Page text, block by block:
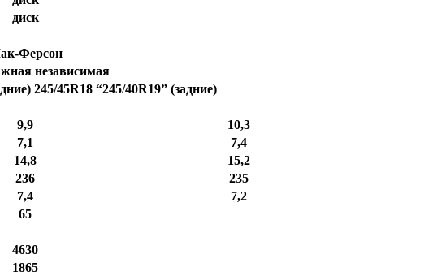
диск
Ферсон
независимая
245/45R18 “245/40R19” (задние)
9,9
10,3
7,1
7,4
14,8
15,2
236
235
7,4
7,2
65
4630
1865